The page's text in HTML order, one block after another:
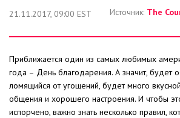
ЗНАМЕНИТОСТИ
ЗДОРОВЬЕ И КРАСОТА
ДОМ И ЕДА
21.11.2017, 09:00 EST Источник: The
Приближается один из самых любимых
года – День благодарения. А значит, будет
ломящийся от угощений, будет много
общения и хорошего настроения. И чтобы
испорчено, важно знать несколько правил,